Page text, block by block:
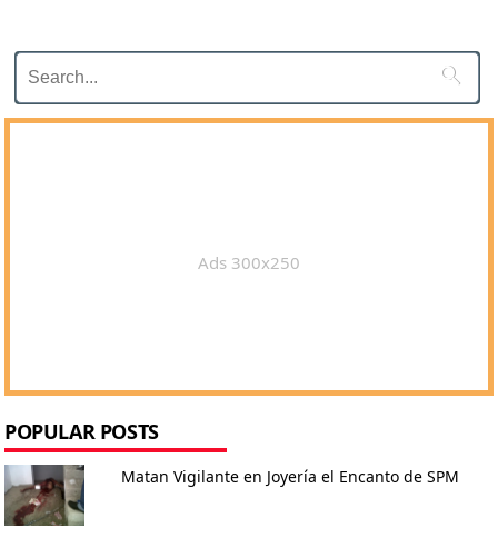

Ads 300x250
POPULAR POSTS
Matan Vigilante en Joyería el Encanto de SPM